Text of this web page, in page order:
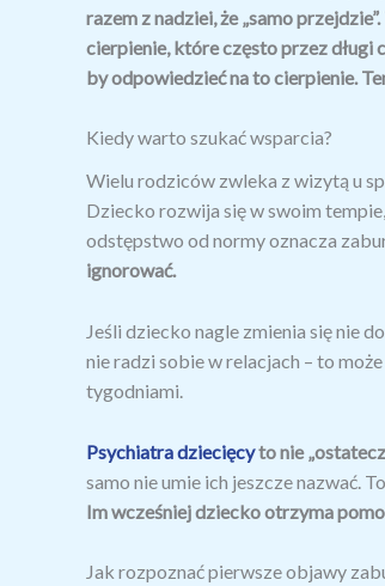
razem z nadziei, że „samo
cierpienie, które często przez długi
by odpowiedzieć na to cierpienie.
Kiedy warto szukać wsparcia?
Wielu rodziców zwleka z wizytą u
Dziecko rozwija się w swoim
odstępstwo od normy oznacza
ignorować.
Jeśli dziecko nagle zmienia się nie
nie radzi sobie w relacjach – to
tygodniami.
Psychiatra dziecięcyto nie
samo nie umie ich jeszcze nazwać.
Im wcześniej dziecko otrzyma
Jak rozpoznać pierwsze objawy